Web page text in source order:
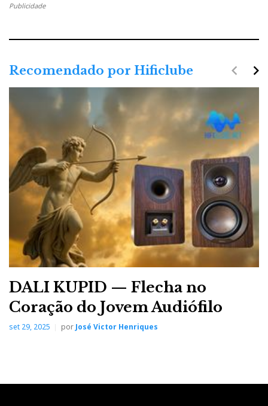
Publicidade
Recomendado por Hificlube
DALI KUPID — Flecha no
Coração do Jovem Audiófilo
set 29, 2025 por José Victor Henriques
navigate_next
navigate_before